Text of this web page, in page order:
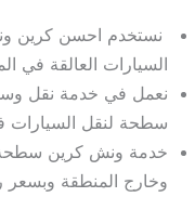
نستخدم احسن كرين
السيارات العالقة في
نعمل في خدمة نقل
سطحة لنقل السيارات
خدمة ونش كرين سطحة
وخارج المنطقة